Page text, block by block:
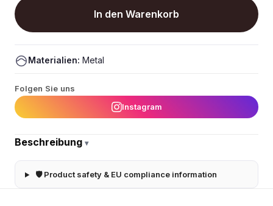
In den Warenkorb
Materialien: Metal
Folgen Sie uns
Instagram
Beschreibung ▾
🛡 Product safety & EU compliance information